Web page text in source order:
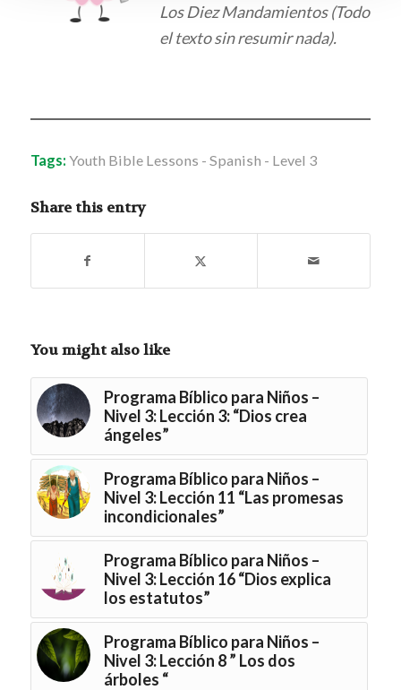
Los Diez Mandamientos (Todo
el texto sin resumir nada).
Tags: Youth Bible Lessons - Spanish - Level 3
Share this entry
You might also like
Programa Bíblico para Niños –
Nivel 3: Lección 3: “Dios crea
ángeles”
Programa Bíblico para Niños –
Nivel 3: Lección 11 “Las promesas
incondicionales”
Programa Bíblico para Niños –
Nivel 3: Lección 16 “Dios explica
los estatutos”
Programa Bíblico para Niños –
Nivel 3: Lección 8 ” Los dos
árboles “